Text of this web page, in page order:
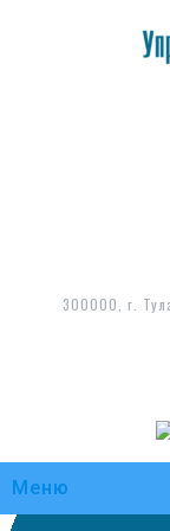
300000, г.
Меню